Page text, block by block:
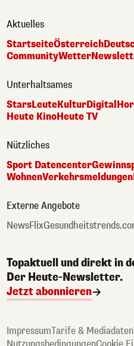
Aktuelles
StartseiteÖsterreich
CommunityWetter
Unterhaltsames
StarsLeuteKulturDigital
Heute KinoHeute TV
Nützliches
Sport Datencenter
WohnenVerkehrsmeldungen
Externe Angebote
NewsFlix
Topaktuell und direkt in
Der Heute-Newsletter.
Jetzt abonnieren
ImpressumTarife & Mediadaten